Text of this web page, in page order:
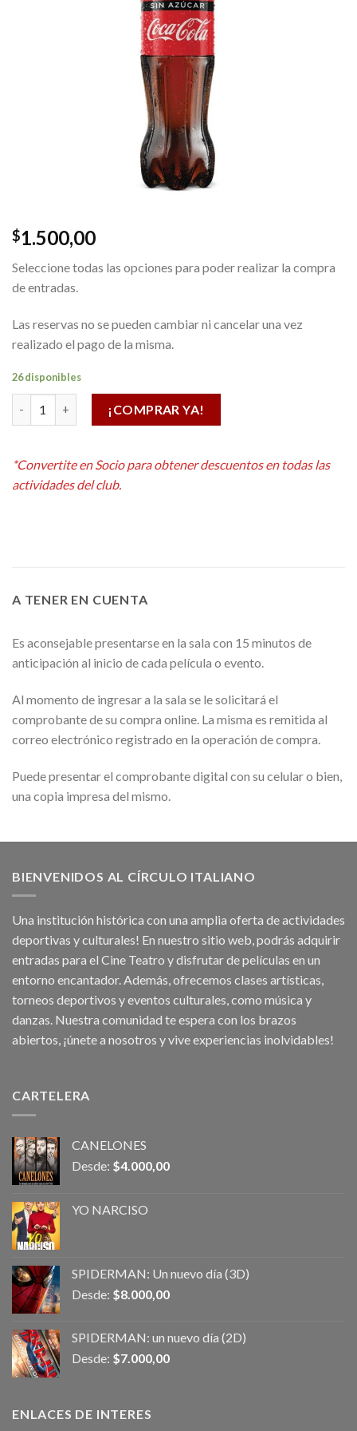
$1.500,00
Seleccione todas las opciones para poder realizar la compra
de entradas.
Las reservas no se pueden cambiar ni cancelar una vez
realizado el pago de la misma.
26 disponibles
¡COMPRAR YA!
*Convertite en Socio para obtener descuentos en todas las
actividades del club.
A TENER EN CUENTA
Es aconsejable presentarse en la sala con 15 minutos de
anticipación al inicio de cada película o evento.
Al momento de ingresar a la sala se le solicitará el
comprobante de su compra online. La misma es remitida al
correo electrónico registrado en la operación de compra.
Puede presentar el comprobante digital con su celular o bien,
una copia impresa del mismo.
BIENVENIDOS AL CÍRCULO ITALIANO
Una institución histórica con una amplia oferta de actividades
deportivas y culturales! En nuestro sitio web, podrás adquirir
entradas para el Cine Teatro y disfrutar de películas en un
entorno encantador. Además, ofrecemos clases artísticas,
torneos deportivos y eventos culturales, como música y
danzas. Nuestra comunidad te espera con los brazos
abiertos, ¡únete a nosotros y vive experiencias inolvidables!
CARTELERA
CANELONES
Desde: $4.000,00
YO NARCISO
SPIDERMAN: Un nuevo día (3D)
Desde: $8.000,00
SPIDERMAN: un nuevo día (2D)
Desde: $7.000,00
ENLACES DE INTERES